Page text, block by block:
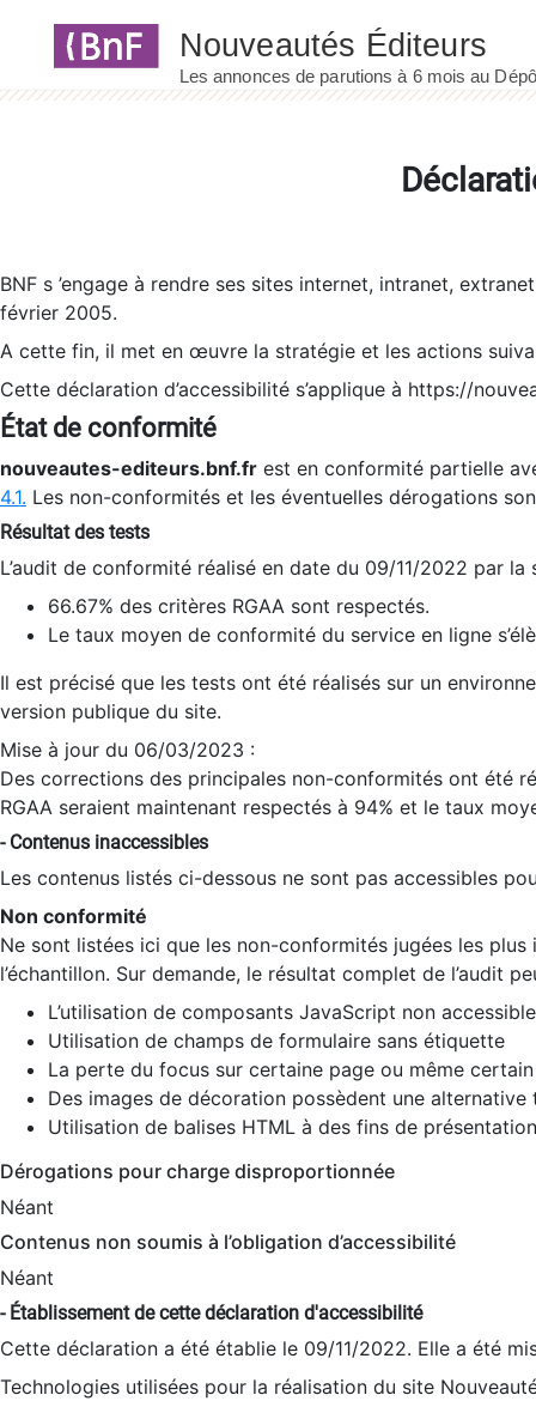
BNF s ’engage à rendre ses sites internet, intranet,
février 2005.
A cette fin, il met en œuvre la stratégie et les actions
Cette déclaration d’accessibilité s’applique à https://
État de conformité
nouveautes-editeurs.bnf.fr est en conformité partielle
4.1. Les non-conformités et les éventuelles dérogations
Résultat des tests
L’audit de conformité réalisé en date du 09/11/2022 par
66.67% des critères RGAA sont respectés.
Le taux moyen de conformité du service en ligne
Il est précisé que les tests ont été réalisés sur un
version publique du site.
Mise à jour du 06/03/2023 :
Des corrections des principales non-conformités ont été
RGAA seraient maintenant respectés à 94% et le taux
- Contenus inaccessibles
Les contenus listés ci-dessous ne sont pas accessibles
Non conformité
Ne sont listées ici que les non-conformités jugées les
l’échantillon. Sur demande, le résultat complet de l’audit
L’utilisation de composants JavaScript non
Utilisation de champs de formulaire sans étiquette
La perte du focus sur certaine page ou même
Des images de décoration possèdent une alternative
Utilisation de balises HTML à des fins de
Dérogations pour charge disproportionnée
Néant
Contenus non soumis à l’obligation d’accessibilité
Néant
- Établissement de cette déclaration d'accessibilité
Cette déclaration a été établie le 09/11/2022. Elle a été
Technologies utilisées pour la réalisation du site